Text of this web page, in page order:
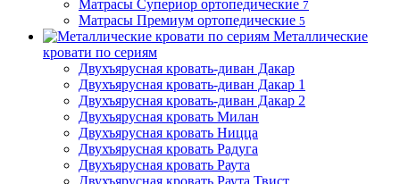
Матрасы Супериор ортопедические 7
Матрасы Премиум ортопедические 5
Металлические
кровати по сериям
Двухъярусная кровать-диван Дакар
Двухъярусная кровать-диван Дакар 1
Двухъярусная кровать-диван Дакар 2
Двухъярусная кровать Милан
Двухъярусная кровать Ницца
Двухъярусная кровать Радуга
Двухъярусная кровать Раута
Двухъярусная кровать Раута Твист